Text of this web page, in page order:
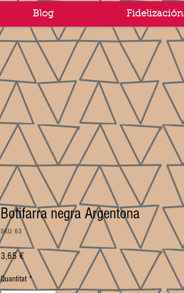
Blog Fidelización
Botifarra negra Argentona
SKU: 63
3,65 €Price
Quantitat *